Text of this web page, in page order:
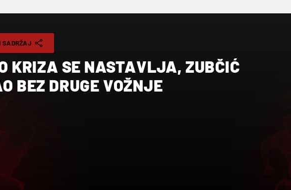
SADRŽAJ
KRIZA SE NASTAVLJA, ZUBČIĆ
BEZ DRUGE VOŽNJE